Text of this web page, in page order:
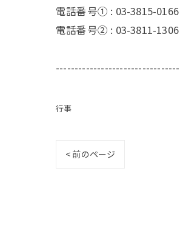
電話番号① : 03-3815-0166
電話番号② : 03-3811-1306
行事
< 前のページ